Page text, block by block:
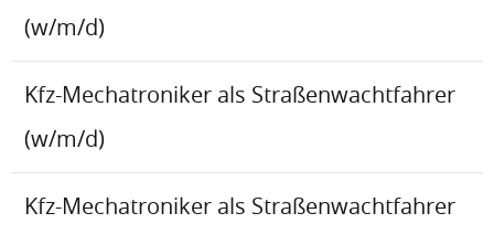
(w/m/d)
Kfz-Mechatroniker als Straßenwachtfahrer
(w/m/d)
Kfz-Mechatroniker als Straßenwachtfahrer